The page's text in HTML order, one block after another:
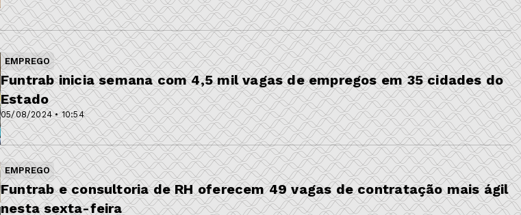
EMPREGO
05/08/2024 • 10:54
Funtrab inicia semana com 4,5 mil vagas de empregos em 35 cidades do
Estado
EMPREGO
Funtrab e consultoria de RH oferecem 49 vagas de contratação mais ágil
nesta sexta-feira